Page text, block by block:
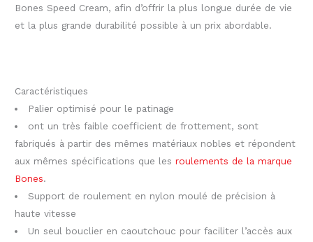
Bones Speed Cream, afin d’offrir la plus longue durée de vie
et la plus grande durabilité possible à un prix abordable.
Caractéristiques
Palier optimisé pour le patinage
ont un très faible coefficient de frottement, sont
fabriqués à partir des mêmes matériaux nobles et répondent
aux mêmes spécifications que lesroulements de la marque
Bones.
Support de roulement en nylon moulé de précision à
haute vitesse
Un seul bouclier en caoutchouc pour faciliter l’accès aux